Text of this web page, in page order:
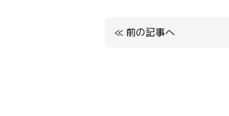
≪ 前の記事へ